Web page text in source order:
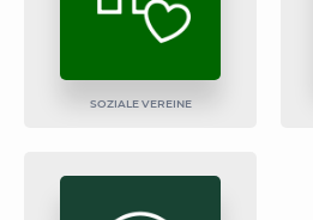
SOZIALE VEREINE